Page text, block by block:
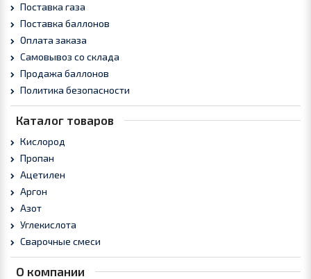
Поставка газа
Поставка баллонов
Оплата заказа
Самовывоз со склада
Продажа баллонов
Политика безопасности
Каталог товаров
Кислород
Пропан
Ацетилен
Аргон
Азот
Углекислота
Сварочные смеси
О компании